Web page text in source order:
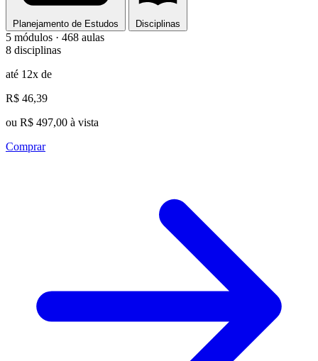
Planejamento de Estudos Disciplinas
5 módulos · 468 aulas
8 disciplinas
até 12x de
R$ 46,39
ou R$ 497,00 à vista
Comprar